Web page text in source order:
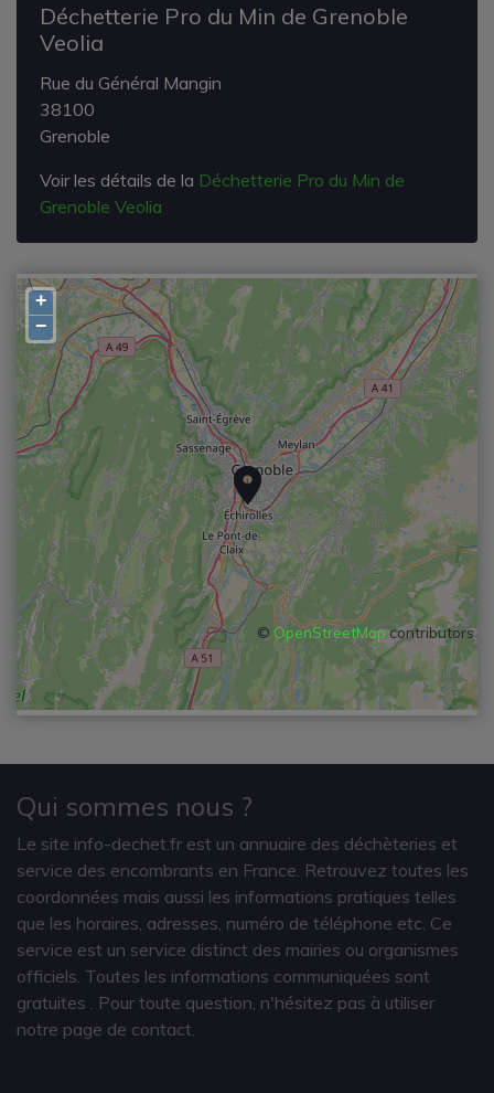
+
−
© OpenStreetMapcontributors
Déchetterie Pro du Min de Grenoble
Veolia
Rue du Général Mangin
38100
Grenoble
Voir les détails de la Déchetterie Pro du Min de
Grenoble Veolia
Qui sommes nous ?
Le site info-dechet.fr est un annuaire des déchèteries et
service des encombrants en France. Retrouvez toutes les
coordonnées mais aussi les informations pratiques telles
que les horaires, adresses, numéro de téléphone etc. Ce
service est un service distinct des mairies ou organismes
officiels. Toutes les informations communiquées sont
gratuites
. Pour toute question, n'hésitez pas à utiliser
notre page de contact.